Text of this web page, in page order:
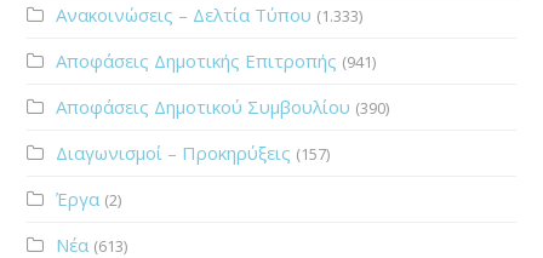
Ανακοινώσεις – Δελτία Τύπου (1.333)
Αποφάσεις Δημοτικής Επιτροπής (941)
Αποφάσεις Δημοτικού Συμβουλίου (390)
Διαγωνισμοί – Προκηρύξεις (157)
Έργα (2)
Νέα (613)